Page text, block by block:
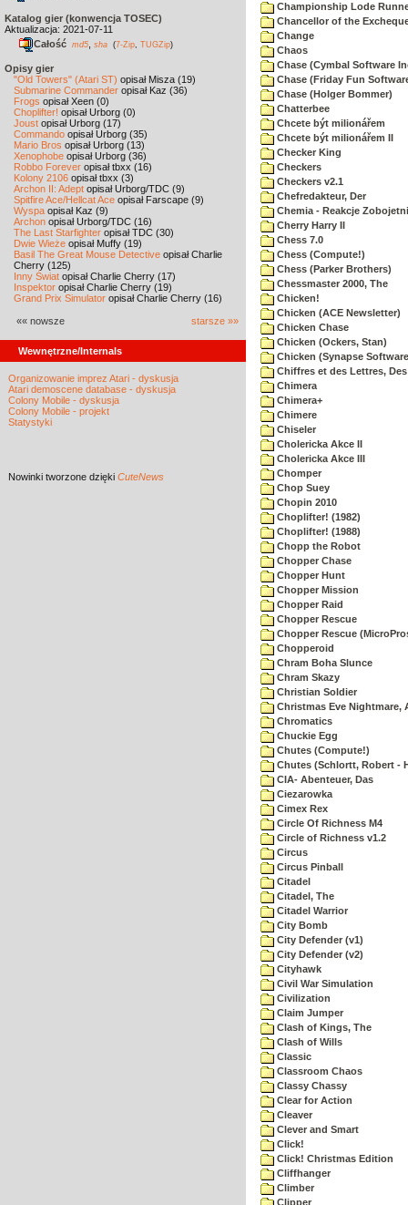
Katalog gier (konwencja TOSEC)
Aktualizacja: 2021-07-11
Całość md5 sha (7-Zip TUGZip)
Opisy gier
"Old Towers" (Atari ST) opisał Misza (19)
Submarine Commander opisał Kaz (36)
Frogs opisał Xeen (0)
Choplifter! opisał Urborg (0)
Joust opisał Urborg (17)
Commando opisał Urborg (35)
Mario Bros opisał Urborg (13)
Xenophobe opisał Urborg (36)
Robbo Forever opisał tbxx (16)
Kolony 2106 opisał tbxx (3)
Archon II: Adept opisał Urborg/TDC (9)
Spitfire Ace/Hellcat Ace opisał Farscape (9)
Wyspa opisał Kaz (9)
Archon opisał Urborg/TDC (16)
The Last Starfighter opisał TDC (30)
Dwie Wieże opisał Muffy (19)
Basil The Great Mouse Detective opisał Charlie
Cherry (125)
Inny Świat opisał Charlie Cherry (17)
Inspektor opisał Charlie Cherry (19)
Grand Prix Simulator opisał Charlie Cherry (16)
«« nowsze starsze »»
Wewnętrzne/Internals
Organizowanie imprez Atari - dyskusja
Atari demoscene database - dyskusja
Colony Mobile - dyskusja
Colony Mobile - projekt
Statystyki
Nowinki tworzone dzięki CuteNews
Championship Lode
Chancellor of the
Change
Chaos
Chase (Cymbal Software
Chase (Friday Fun
Chase (Holger Bommer)
Chatterbee
Chcete být milionářem
Chcete být milionářem II
Checker King
Checkers
Checkers v2.1
Chefredakteur, Der
Chemia - Reakcje
Cherry Harry II
Chess 7.0
Chess (Compute!)
Chess (Parker Brothers)
Chessmaster 2000, The
Chicken!
Chicken (ACE Newsletter)
Chicken Chase
Chicken (Ockers, Stan)
Chicken (Synapse
Chiffres et des Lettres, Des
Chimera
Chimera+
Chimere
Chiseler
Cholericka Akce II
Cholericka Akce III
Chomper
Chop Suey
Chopin 2010
Choplifter! (1982)
Choplifter! (1988)
Chopp the Robot
Chopper Chase
Chopper Hunt
Chopper Mission
Chopper Raid
Chopper Rescue
Chopper Rescue
Chopperoid
Chram Boha Slunce
Chram Skazy
Christian Soldier
Christmas Eve Nightmare,
Chromatics
Chuckie Egg
Chutes (Compute!)
Chutes (Schlortt, Robert -
CIA- Abenteuer, Das
Ciezarowka
Cimex Rex
Circle Of Richness M4
Circle of Richness v1.2
Circus
Circus Pinball
Citadel
Citadel, The
Citadel Warrior
City Bomb
City Defender (v1)
City Defender (v2)
Cityhawk
Civil War Simulation
Civilization
Claim Jumper
Clash of Kings, The
Clash of Wills
Classic
Classroom Chaos
Classy Chassy
Clear for Action
Cleaver
Clever and Smart
Click!
Click! Christmas Edition
Cliffhanger
Climber
Clipper